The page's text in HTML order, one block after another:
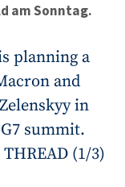
am Sonntag.
planning a
and
in
summit.
(1/3)